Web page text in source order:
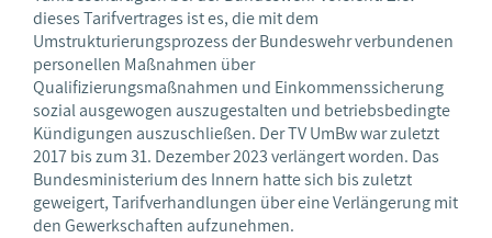
dieses Tarifvertrages ist es, die mit dem
Umstrukturierungsprozess der Bundeswehr verbundenen
personellen Maßnahmen über
Qualifizierungsmaßnahmen und Einkommenssicherung
sozial ausgewogen auszugestalten und betriebsbedingte
Kündigungen auszuschließen. Der TV UmBw war zuletzt
2017 bis zum 31. Dezember 2023 verlängert worden. Das
Bundesministerium des Innern hatte sich bis zuletzt
geweigert, Tarifverhandlungen über eine Verlängerung mit
den Gewerkschaften aufzunehmen.